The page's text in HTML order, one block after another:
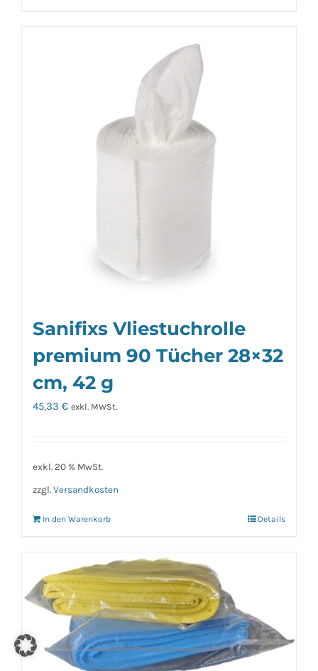
Sanifixs Vliestuchrolle
premium 90 Tücher 28×32
cm, 42 g
45,33 € exkl. MWSt.
exkl. 20 % MwSt.
zzgl. Versandkosten
In den Warenkorb Details